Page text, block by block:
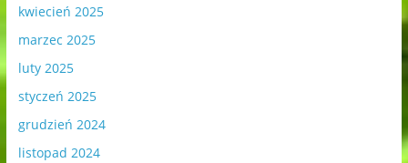
kwiecień 2025
marzec 2025
luty 2025
styczeń 2025
grudzień 2024
listopad 2024